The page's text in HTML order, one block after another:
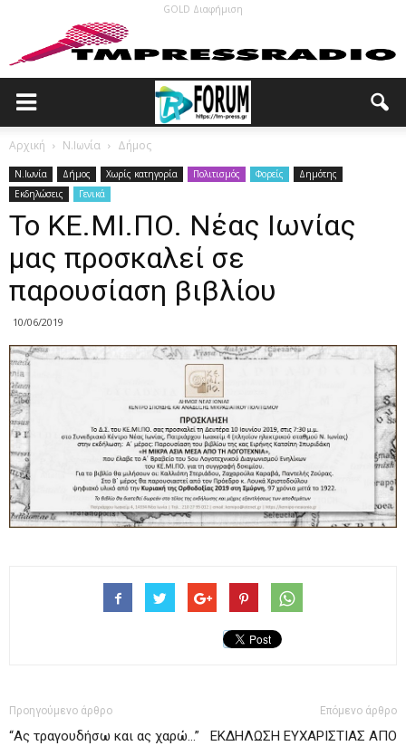
GOLD Διαφήμιση
Αρχική N.Ιωνία Δήμος
N.Ιωνία Δήμος Χωρίς κατηγορία Πολιτισμός Φορείς
Δημότης
Εκδηλώσεις
Γενικά
Το ΚΕ.ΜΙ.ΠΟ. Νέας Ιωνίας
μας προσκαλεί σε
παρουσίαση βιβλίου
10/06/2019
Προηγούμενο άρθρο
“Ας τραγουδήσω και ας χαρώ…”
Επόμενο άρθρο
ΕΚΔΗΛΩΣΗ ΕΥΧΑΡΙΣΤΙΑΣ ΑΠΟ